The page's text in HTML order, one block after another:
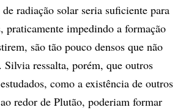
radiação solar seria suficiente para
praticamente impedindo a formação
são tão pouco densos que não
Silvia ressalta, porém, que outros
como a existência de outros
redor de Plutão, poderiam formar